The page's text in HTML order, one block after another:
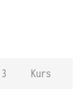
3 Kurs